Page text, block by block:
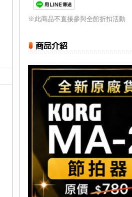
※此商品不直接參與全館折扣活動